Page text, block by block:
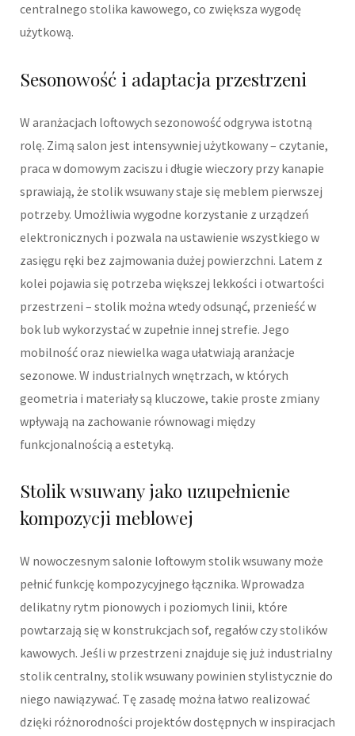
centralnego stolika kawowego, co zwiększa wygodę
użytkową.
Sesonowość i adaptacja przestrzeni
W aranżacjach loftowych sezonowość odgrywa istotną
rolę. Zimą salon jest intensywniej użytkowany – czytanie,
praca w domowym zaciszu i długie wieczory przy kanapie
sprawiają, że stolik wsuwany staje się meblem pierwszej
potrzeby. Umożliwia wygodne korzystanie z urządzeń
elektronicznych i pozwala na ustawienie wszystkiego w
zasięgu ręki bez zajmowania dużej powierzchni. Latem z
kolei pojawia się potrzeba większej lekkości i otwartości
przestrzeni – stolik można wtedy odsunąć, przenieść w
bok lub wykorzystać w zupełnie innej strefie. Jego
mobilność oraz niewielka waga ułatwiają aranżacje
sezonowe. W industrialnych wnętrzach, w których
geometria i materiały są kluczowe, takie proste zmiany
wpływają na zachowanie równowagi między
funkcjonalnością a estetyką.
Stolik wsuwany jako uzupełnienie
kompozycji meblowej
W nowoczesnym salonie loftowym stolik wsuwany może
pełnić funkcję kompozycyjnego łącznika. Wprowadza
delikatny rytm pionowych i poziomych linii, które
powtarzają się w konstrukcjach sof, regałów czy stolików
kawowych. Jeśli w przestrzeni znajduje się już industrialny
stolik centralny, stolik wsuwany powinien stylistycznie do
niego nawiązywać. Tę zasadę można łatwo realizować
dzięki różnorodności projektów dostępnych w inspiracjach